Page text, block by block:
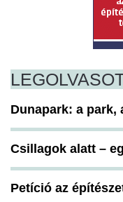
Dunapark: a park,
Csillagok alatt –
Petíció az